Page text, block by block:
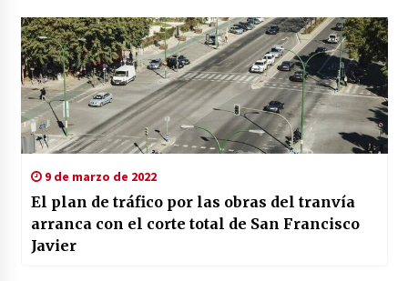
9 de marzo de 2022
El plan de tráfico por las obras del tranvía
arranca con el corte total de San Francisco
Javier